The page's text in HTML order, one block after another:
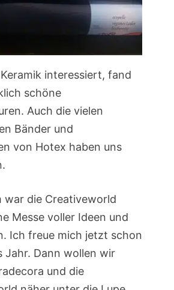
interessiert, fand
schöne
Auch die vielen
Bänder und
von Hotex haben uns
war die Creativeworld
Messe voller Ideen und
Ich freue mich jetzt schon
Jahr. Dann wollen wir
und die